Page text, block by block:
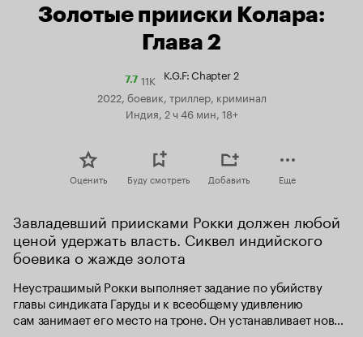
Золотые прииски Колара:
Глава 2
7.7Рейтинг
Кинопоиска
11K K.G.F: Chapter 2
2022, боевик, триллер, криминал
Индия, 2 ч 46 мин, 18+
Оценить Буду смотреть Добавить Еще
Завладевший приисками Рокки должен любой
ценой удержать власть. Сиквел индийского
боевика о жажде золота
Неустрашимый Рокки выполняет задание по убийству
главы синдиката Гаруды и к всеобщему удивлению
сам занимает его место на троне. Он устанавливает новые